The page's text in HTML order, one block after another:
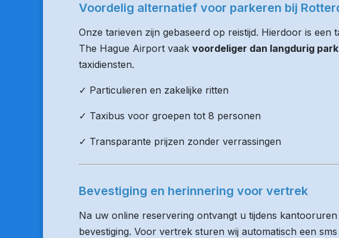
Voordelig alternatief voor parkeren bij
Onze tarieven zijn gebaseerd op reistijd. Hierdoor is een
The Hague Airport vaak voordeliger dan langdurig
taxidiensten.
✓ Particulieren en zakelijke ritten
✓ Taxibus voor groepen tot 8 personen
✓ Transparante prijzen zonder verrassingen
Bevestiging en herinnering voor vertrek
Na uw online reservering ontvangt u tijdens
bevestiging. Voor vertrek sturen wij automatisch een